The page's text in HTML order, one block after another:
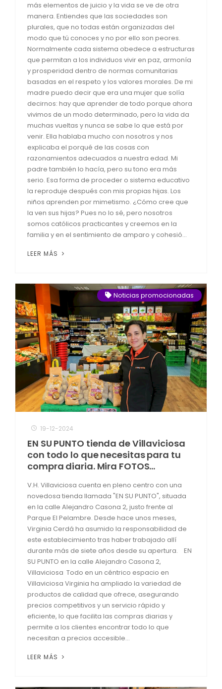
más elementos de juicio y la vida se ve de otra
manera. Entiendes que las sociedades son
plurales, que no todas están organizadas del
modo que tú conoces y no por ello son peores.
Normalmente cada sistema obedece a estructuras
que permitan a los individuos vivir en paz, armonía
y prosperidad dentro de normas comunitarias
basadas en el respeto y los valores morales. De mi
madre puedo decir que era una mujer que solía
decirnos: hay que aprender de todo porque ahora
vivimos de un modo determinado, pero la vida da
muchas vueltas y nunca se sabe lo que está por
venir. Ella hablaba mucho con nosotros y nos
explicaba el porqué de las cosas con
razonamientos adecuados a nuestra edad. Mi
padre también lo hacía, pero su tono era más
serio. Esa forma de proceder o sistema educativo
la reproduje después con mis propias hijas. Los
niños aprenden por mimetismo. ¿Cómo cree que
la ven sus hijas? Pues no lo sé, pero nosotros
somos católicos practicantes y creemos en la
familia y en el sentimiento de amparo y cohesió...
LEER MÁS
Noticias promocionadas
19-12-2024
EN SU PUNTO tienda de Villaviciosa
con todo lo que necesitas para tu
compra diaria. Mira FOTOS…
V.H. Villaviciosa cuenta en pleno centro con una
novedosa tienda llamada "EN SU PUNTO", situada
en la calle Alejandro Casona 2, justo frente al
Parque El Pelambre. Desde hace unos meses,
Virginia Cerdá ha asumido la responsabilidad de
este establecimiento tras haber trabajado allí
durante más de siete años desde su apertura. EN
SU PUNTO en la calle Alejandro Casona 2,
Villaviciosa Todo en un céntrico espacio en
Villaviciosa Virginia ha ampliado la variedad de
productos de calidad que ofrece, asegurando
precios competitivos y un servicio rápido y
eficiente, lo que facilita las compras diarias y
permite a los clientes encontrar todo lo que
necesitan a precios accesible...
LEER MÁS